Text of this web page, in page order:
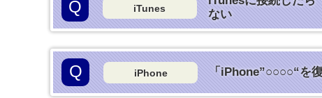
Q iTunes
ない
Q iPhone 「iPhone”○○○○“を